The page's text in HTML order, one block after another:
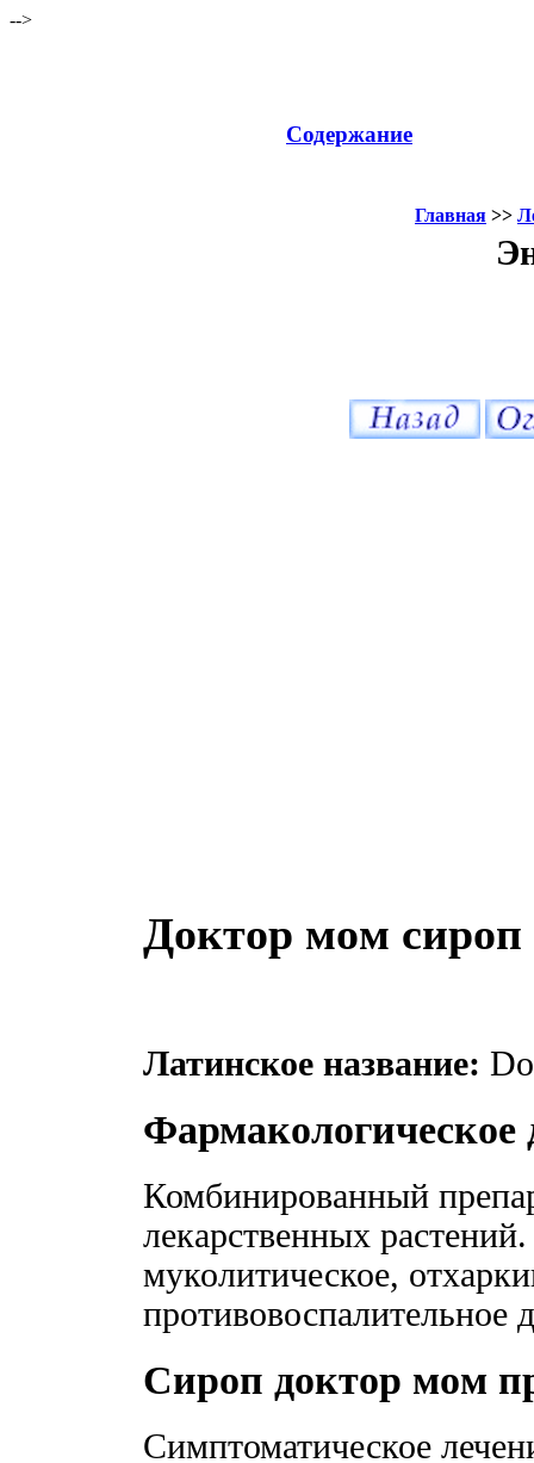
-->
Содержание
Главная >>
Доктор мoм сироп
Латинское название:
Фармакологическое
Комбинированный
лекарственных
муколитическое,
противовоспалительное
Сироп доктор мoм
Симптоматическое